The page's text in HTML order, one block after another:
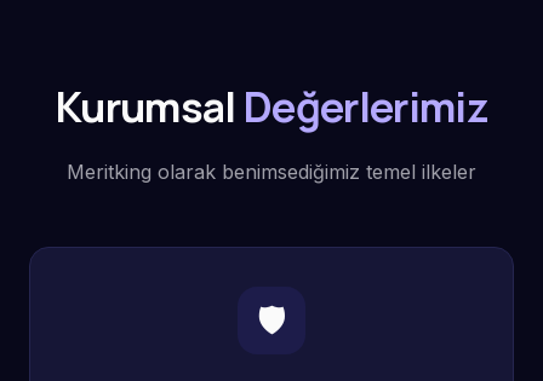
Kurumsal Değerlerimiz
Meritking olarak benimsediğimiz temel ilkeler
🛡️